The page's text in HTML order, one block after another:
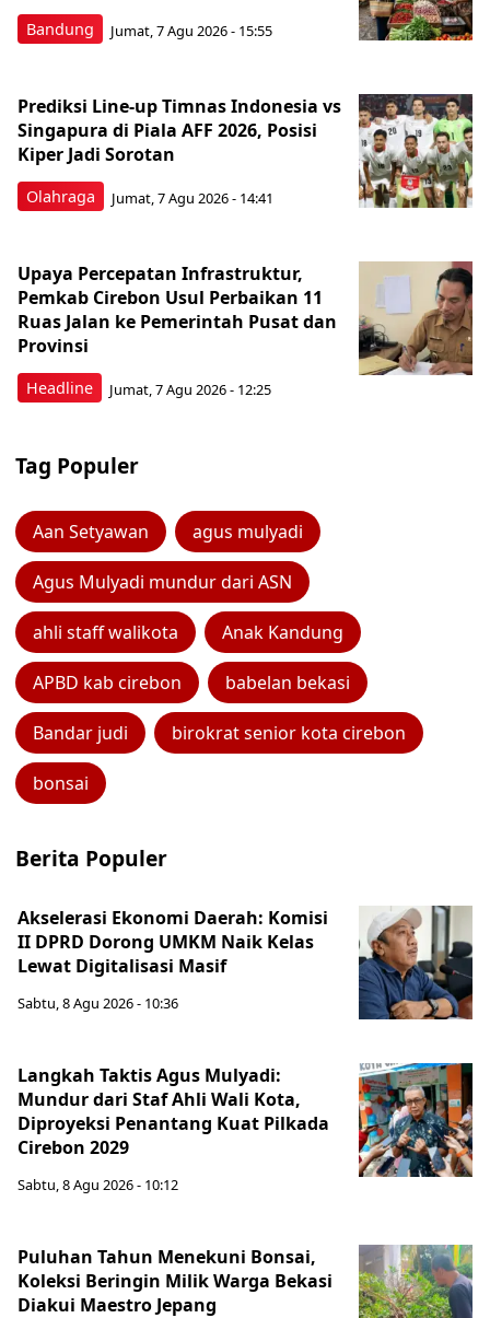
Bandung Jumat, 7 Agu 2026 - 15:55
Olahraga
Prediksi Line-up Timnas Indonesia vs
Singapura di Piala AFF 2026, Posisi
Kiper Jadi Sorotan
Jumat, 7 Agu 2026 - 14:41
Headline
Upaya Percepatan Infrastruktur,
Pemkab Cirebon Usul Perbaikan 11
Ruas Jalan ke Pemerintah Pusat dan
Provinsi
Jumat, 7 Agu 2026 - 12:25
Tag Populer
Aan Setyawan agus mulyadi
Agus Mulyadi mundur dari ASN
ahli staff walikota Anak Kandung
APBD kab cirebon babelan bekasi
Bandar judi birokrat senior kota cirebon
bonsai
Berita Populer
Akselerasi Ekonomi Daerah: Komisi
II DPRD Dorong UMKM Naik Kelas
Lewat Digitalisasi Masif
Sabtu, 8 Agu 2026 - 10:36
Langkah Taktis Agus Mulyadi:
Mundur dari Staf Ahli Wali Kota,
Diproyeksi Penantang Kuat Pilkada
Cirebon 2029
Sabtu, 8 Agu 2026 - 10:12
Puluhan Tahun Menekuni Bonsai,
Koleksi Beringin Milik Warga Bekasi
Diakui Maestro Jepang